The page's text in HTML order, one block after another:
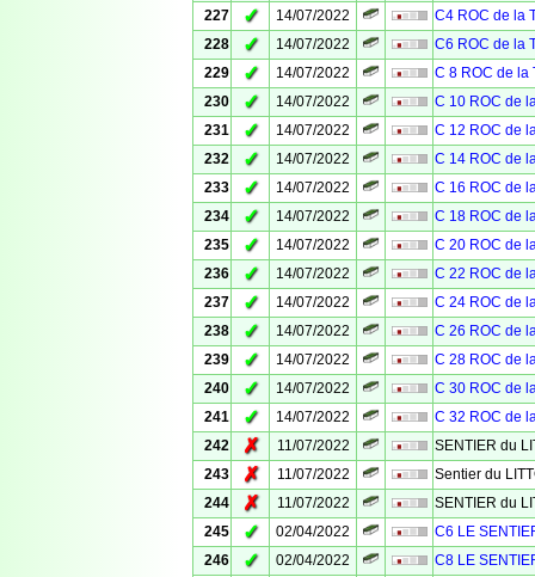
227
✓ 14/07/2022
C4 ROC de la
228
✓ 14/07/2022
C6 ROC de la
229
✓ 14/07/2022
C 8 ROC de la
230
✓ 14/07/2022
C 10 ROC de
231
✓ 14/07/2022
C 12 ROC de
232
✓ 14/07/2022
C 14 ROC de
233
✓ 14/07/2022
C 16 ROC de
234
✓ 14/07/2022
C 18 ROC de
235
✓ 14/07/2022
C 20 ROC de
236
✓ 14/07/2022
C 22 ROC de
237
✓ 14/07/2022
C 24 ROC de
238
✓ 14/07/2022
C 26 ROC de
239
✓ 14/07/2022
C 28 ROC de
240
✓ 14/07/2022
C 30 ROC de
241
✓ 14/07/2022
C 32 ROC de
242
✗ 11/07/2022
SENTIER du
243
✗ 11/07/2022
Sentier du
244
✗ 11/07/2022
SENTIER du
245
✓ 02/04/2022
C6 LE
246
✓ 02/04/2022
C8 LE